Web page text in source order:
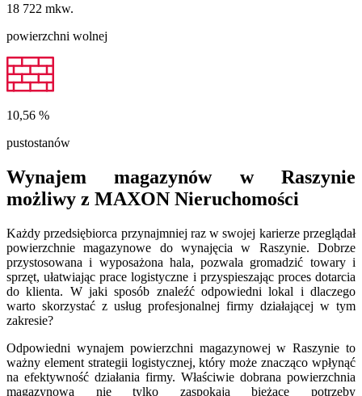
18 722 mkw.
powierzchni wolnej
10,56 %
pustostanów
Wynajem magazynów w Raszynie
możliwy z MAXON Nieruchomości
Każdy przedsiębiorca przynajmniej raz w swojej karierze przeglądał
powierzchnie magazynowe do wynajęcia w Raszynie. Dobrze
przystosowana i wyposażona hala, pozwala gromadzić towary i
sprzęt, ułatwiając prace logistyczne i przyspieszając proces dotarcia
do klienta. W jaki sposób znaleźć odpowiedni lokal i dlaczego
warto skorzystać z usług profesjonalnej firmy działającej w tym
zakresie?
Odpowiedni wynajem powierzchni magazynowej w Raszynie to
ważny element strategii logistycznej, który może znacząco wpłynąć
na efektywność działania firmy. Właściwie dobrana powierzchnia
magazynowa nie tylko zaspokaja bieżące potrzeby